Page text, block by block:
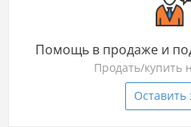
Помощь в продаже и
Продать/купить
Оставить